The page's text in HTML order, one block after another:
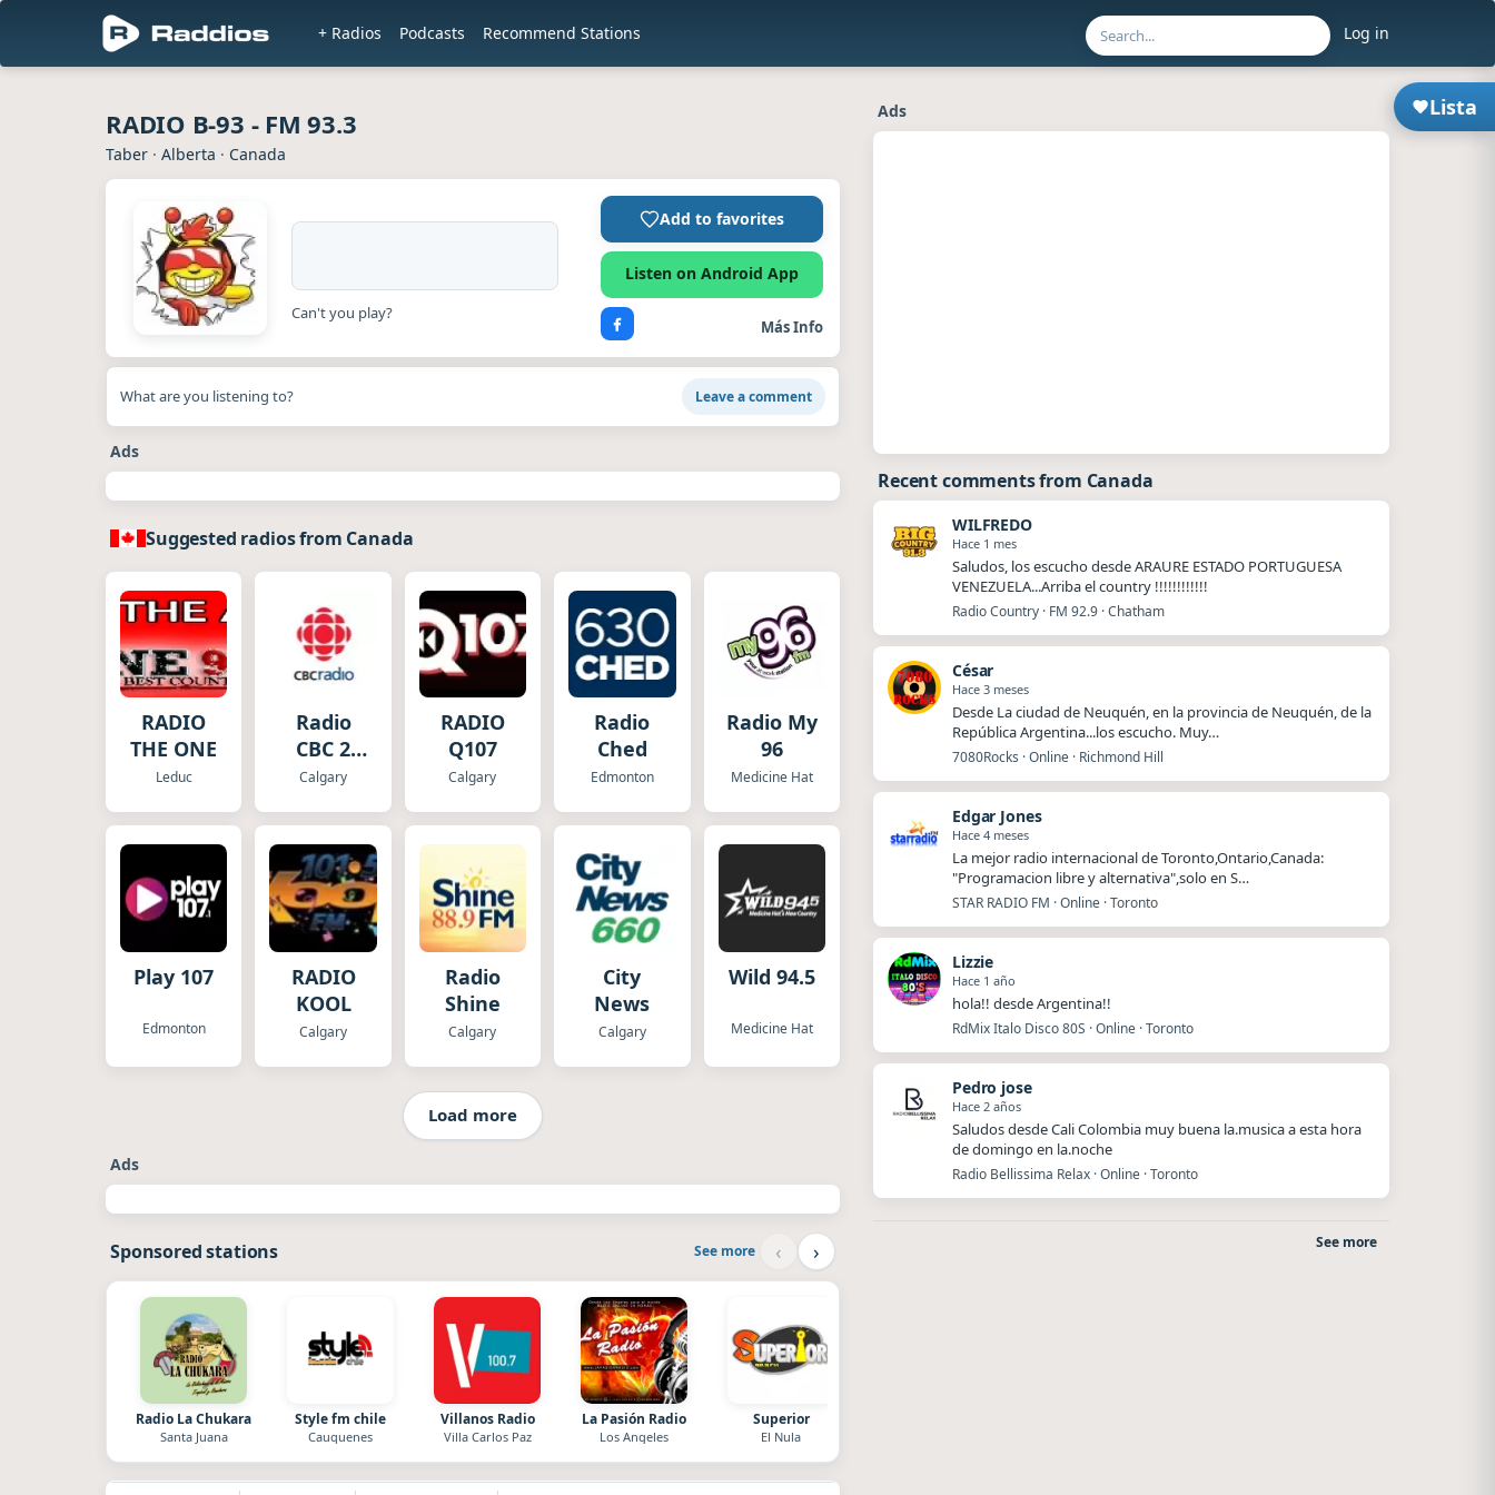
Log in
+ Radios Podcasts Recommend Stations
Lista
RADIO B-93 - FM 93.3
Taber · Alberta · Canada
Can't you play?
Add to favorites
Listen on Android App
Más Info
What are you listening to? Leave a comment
Ads
Suggested radios from Canada
RADIO
THE ONE
Leduc
Radio
CBC 2
Edmonton
Calgary
RADIO
Q107
Calgary
Radio
Ched
Edmonton
Radio My
96
Medicine Hat
Play 107
Edmonton
RADIO
KOOL
Calgary
Radio
Shine
Calgary
City
News
Calgary
Wild 94.5
Medicine Hat
Load more
Ads
Sponsored stations See more ‹ ›
Radio La Chukara
Santa Juana
Style fm chile
Cauquenes
Villanos Radio
Villa Carlos Paz
La Pasión Radio
Los Angeles
Superior
El Nula
Ads
Recent comments from Canada
WILFREDO
Hace 1 mes
Saludos, los escucho desde ARAURE ESTADO PORTUGUESA
VENEZUELA...Arriba el country !!!!!!!!!!!!
Radio Country · FM 92.9 · Chatham
César
Hace 3 meses
Desde La ciudad de Neuquén, en la provincia de Neuquén, de la
República Argentina...los escucho. Muy…
7080Rocks · Online · Richmond Hill
Edgar Jones
Hace 4 meses
La mejor radio internacional de Toronto,Ontario,Canada:
"Programacion libre y alternativa",solo en S…
STAR RADIO FM · Online · Toronto
Lizzie
Hace 1 año
hola!! desde Argentina!!
RdMix Italo Disco 80S · Online · Toronto
Pedro jose
Hace 2 años
Saludos desde Cali Colombia muy buena la.musica a esta hora
de domingo en la.noche
Radio Bellissima Relax · Online · Toronto
See more